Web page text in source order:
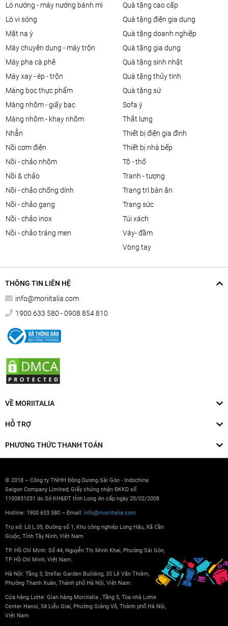
lò nướng - máy nướng bánh mì
lò vi sóng
mặt nạ ý
máy chuyên dụng - máy trộn
máy pha cà phê
máy xay - ép - trộn
màng bọc thực phẩm
màng nhôm - giấy bạc
màng nhôm - khay nhôm
nhẫn
nồi cơm điện
nồi - chảo nhôm
nồi & chảo
nồi - chảo chống dính
nồi - chảo gang
nồi - chảo inox
nồi - chảo tráng men
quà tặng cao cấp
quà tặng điện gia dụng
quà tặng doanh nghiệp
quà tặng gia dụng
quà tặng sinh nhật
quà tặng thủy tinh
quà tặng sứ
sofa ý
thắt lưng
thiết bị điện gia đình
thiết bị nhà bếp
tô - thố
tranh - tượng
trang trí bàn ăn
trang sức
túi xách
váy- đầm
vòng tay
THÔNG TIN LIÊN HỆ
info@moriitalia.com
1900 633 580 - 0908 854 810
VỀ MORIITALIA
HỖ TRỢ
PHƯƠNG THỨC THANH TOÁN
© 2018 – Công ty TNHH Đông Dương Sài Gòn - Indochina
Saigon Company Limited; Giấy chứng nhận ĐKKD số
1100831031 do Sở KH&ĐT tỉnh Long An cấp ngày 20/02/2008
Hotline: 1900 633 580 – Email: info@moriitalia.com
Trụ sở: Lô L.05, Đường số 1, Khu công nghiệp Long Hậu, Xã Cần
Giuộc, Tỉnh Tây Ninh, Việt Nam
TP. Hồ Chí Minh: Số 44, Nguyễn Thị Minh Khai, Phường Sài Gòn,
TP Hồ Chí Minh, Việt Nam.
Hà Nội: Tầng 3, Stellar Garden Building, 35 Lê Văn Thiêm,
Phường Thanh Xuân, Thành phố Hà Nội, Việt Nam.
Cửa hàng Lotte: Gian hàng Moriitalia , Tầng 5, Tòa nhà Lotte
Center Hanoi, 54 Liễu Giai, Phường Giảng Võ, Thành phố Hà Nội,
Việt Nam